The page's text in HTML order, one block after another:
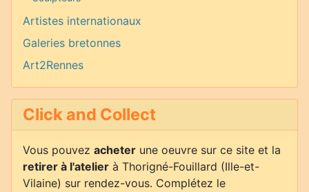
Artistes internationaux
Galeries bretonnes
Art2Rennes
Click and Collect
Vous pouvez acheter une oeuvre sur ce site et la
retirer à l'atelier à Thorigné-Fouillard (Ille-et-
Vilaine) sur rendez-vous. Complétez le